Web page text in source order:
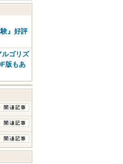
』好評
ルゴリズ
版もあ